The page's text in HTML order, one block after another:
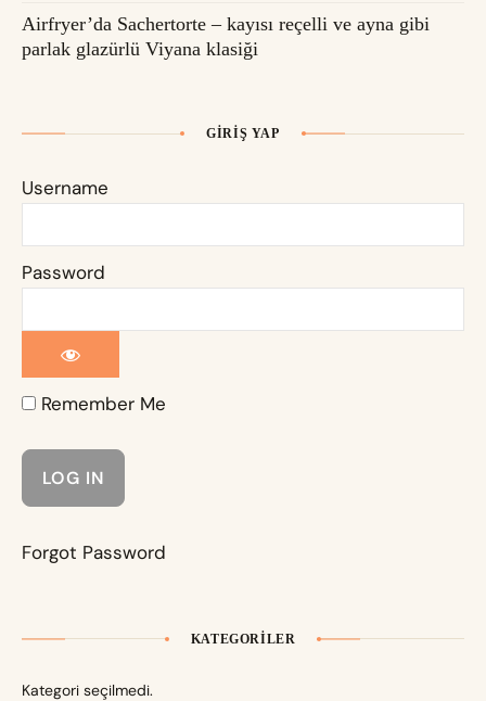
Airfryer’da Sachertorte – kayısı reçelli ve ayna gibi
parlak glazürlü Viyana klasiği
GIRIŞ YAP
Username
Password
Remember Me
Forgot Password
KATEGORILER
Kategori seçilmedi.